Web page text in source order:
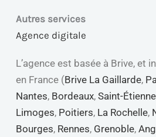
Autres services
Agence digitale
L’agence est basée à Brive, et
en France (Brive La Gaillarde,
Nantes, Bordeaux, Saint-Étienne
Limoges, Poitiers, La Rochelle,
Bourges, Rennes, Grenoble,